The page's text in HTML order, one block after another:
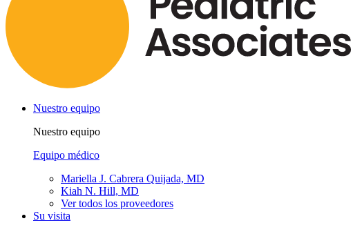
Nuestro equipo
Nuestro equipo
Equipo médico
Mariella J. Cabrera Quijada, MD
Kiah N. Hill, MD
Ver todos los proveedores
Su visita